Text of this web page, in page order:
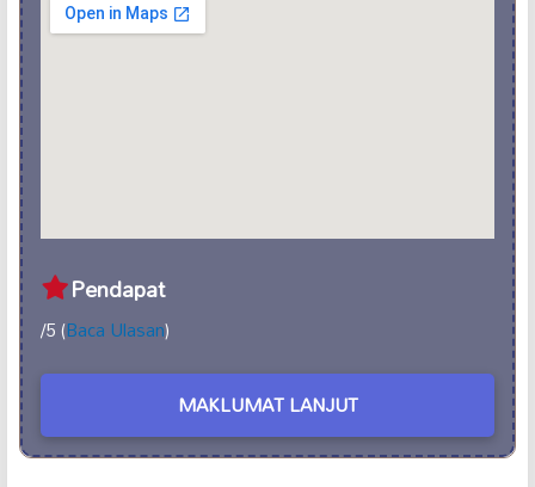
Pendapat
/5 (Baca Ulasan)
MAKLUMAT LANJUT